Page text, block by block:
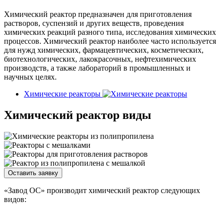
Химический реактор предназначен для приготовления
растворов, суспензий и других веществ, проведения
химических реакций разного типа, исследования химических
процессов. Химический реактор наиболее часто используется
для нужд химических, фармацевтических, косметических,
биотехнологических, лакокрасочных, нефтехимических
производств, а также лабораторий в промышленных и
научных целях.
Химические реакторы
Химический реактор виды
Оставить заявку
«Завод ОС» производит химический реактор следующих
видов: